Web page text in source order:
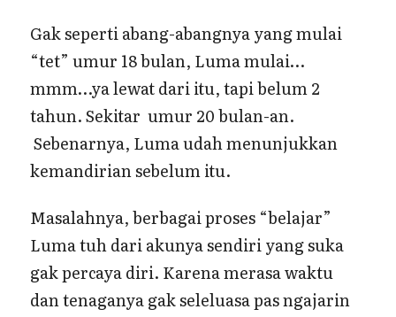
Gak seperti abang-abangnya yang mulai
“tet” umur 18 bulan, Luma mulai…
mmm…ya lewat dari itu, tapi belum 2
tahun. Sekitar umur 20 bulan-an.
Sebenarnya, Luma udah menunjukkan
kemandirian sebelum itu.
Masalahnya, berbagai proses “belajar”
Luma tuh dari akunya sendiri yang suka
gak percaya diri. Karena merasa waktu
dan tenaganya gak seleluasa pas ngajarin